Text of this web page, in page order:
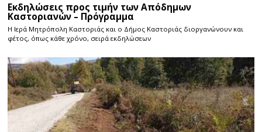
Εκδηλώσεις προς τιμήν των Απόδημων
Καστοριανών – Πρόγραμμα
Η Ιερά Μητρόπολη Καστοριάς και ο Δήμος Καστοριάς διοργανώνουν και
φέτος, όπως κάθε χρόνο, σειρά εκδηλώσεων